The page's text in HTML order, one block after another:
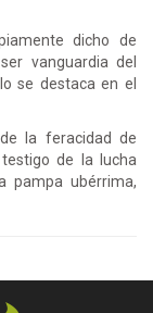
dicho de
vanguardia del
se destaca en el
la feracidad de
de la lucha
pampa ubérrima,